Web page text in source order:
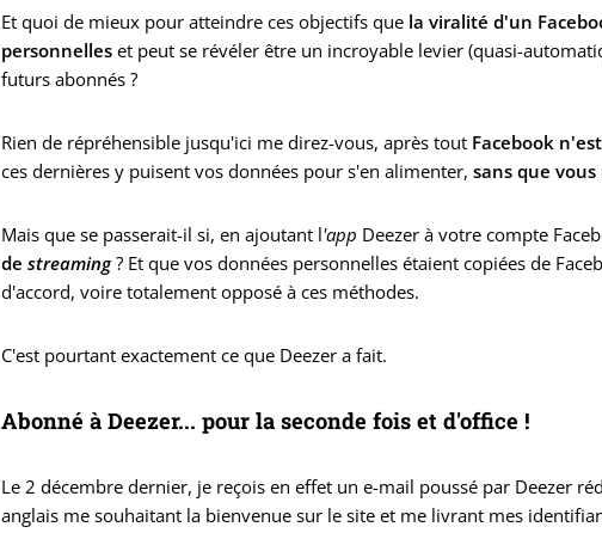
Et quoi de mieux pour atteindre ces objectifs que la viralité d'un
personnelles et peut se révéler être un incroyable levier (quasi-
futurs abonnés ?
Rien de répréhensible jusqu'ici me direz-vous, après tout Facebook
ces dernières y puisent vos données pour s'en alimenter,sans que
Mais que se passerait-il si, en ajoutant l'app Deezer à votre compte
destreaming? Et que vos données personnelles étaient copiées de
d'accord, voire totalement opposé à ces méthodes.
C'est pourtant exactement ce que Deezer a fait.
Abonné à Deezer... pour la seconde fois et d'office !
Le 2 décembre dernier, je reçois en effet un e-mail poussé par Deezer
anglais me souhaitant la bienvenue sur le site et me livrant mes